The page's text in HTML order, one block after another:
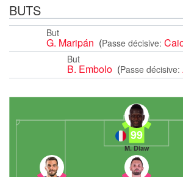
BUTS
But
G. Maripán (Passe décisive:
But
B. Embolo (Passe décisive:
99
M. Diaw